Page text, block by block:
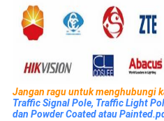
Jangan ragu untuk menghubungi
Traffic Signal Pole, Traffic Light
dan Powder Coated atau